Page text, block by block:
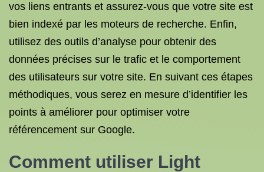
vos liens entrants et assurez-vous que votre site est
bien indexé par les moteurs de recherche. Enfin,
utilisez des outils d’analyse pour obtenir des
données précises sur le trafic et le comportement
des utilisateurs sur votre site. En suivant ces étapes
méthodiques, vous serez en mesure d’identifier les
points à améliorer pour optimiser votre
référencement sur Google.
Comment utiliser Light